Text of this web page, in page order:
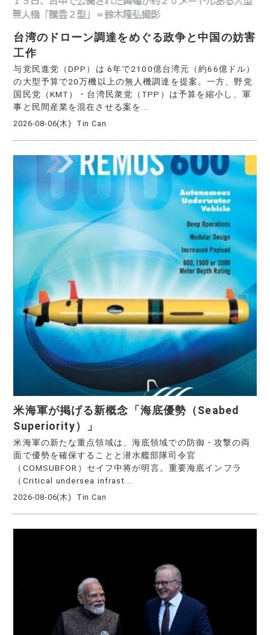
台湾のドローン調達をめぐる政争と中国の妨害
工作
与党民進党（DPP）は 6年で2100億台湾元（約66億ドル）
の大型予算で20万機以上の無人機調達を提案。一方、野党
国民党（KMT）・台湾民衆党（TPP）は予算を縮小し、軍
事と民間産業を混在させる案を...
2026-08-06(木) Tin Can
米海軍が掲げる新概念「海底優勢（Seabed
Superiority）」
米海軍の新たな重点領域は、海底領域での防御・攻撃の両
面で優勢を確保することと潜水艦部隊司令官
（COMSUBFOR）セイフ中将が明言。重要海底インフラ
（Critical undersea infrast...
2026-08-06(木) Tin Can